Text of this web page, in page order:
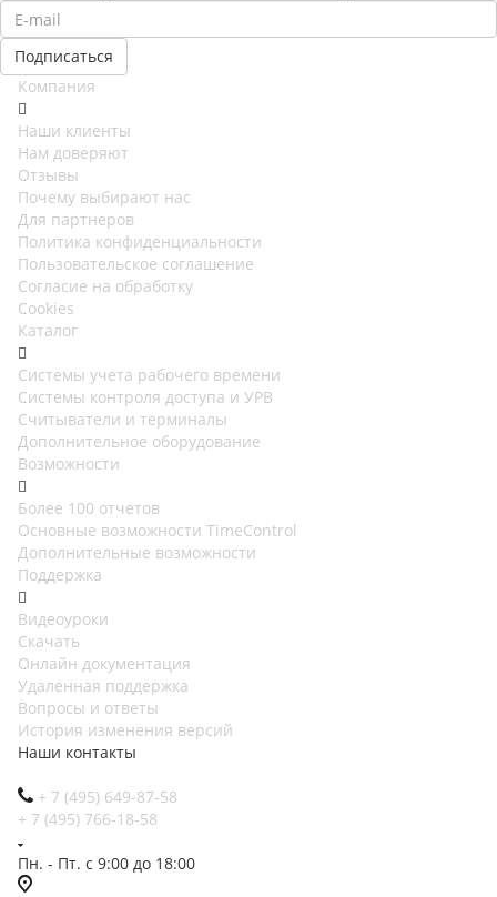
Компания
Наши клиенты
Нам доверяют
Отзывы
Почему выбирают нас
Для партнеров
Политика конфиденциальности
Пользовательское соглашение
Согласие на обработку
Cookies
Каталог
Cистемы учета рабочего времени
Системы контроля доступа и УРВ
Считыватели и терминалы
Дополнительное оборудование
Возможности
Более 100 отчетов
Основные возможности TimeControl
Дополнительные возможности
Поддержка
Видеоуроки
Скачать
Онлайн документация
Удаленная поддержка
Вопросы и ответы
История изменения версий
Наши контакты
+ 7 (495) 649-87-58
+ 7 (495) 766-18-58
Пн. - Пт. с 9:00 до 18:00